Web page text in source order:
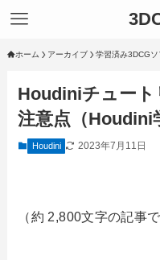
ホーム アーカイブ 学習済み3DCGソ
Houdiniチュー
注意点（Houdini
Houdini 2023年7月11日
（約 2,800文字の記事で